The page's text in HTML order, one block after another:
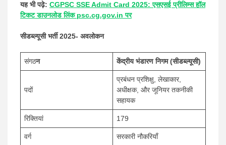
यह भी पढ़े: CGPSC SSE Admit Card 2025: एसएसई प्रीलिम्स हॉल
टिकट डाउनलोड लिंक psc.cg.gov.in पर
सीडब्ल्यूसी भर्ती 2025- अवलोकन
संगठन केंद्रीय भंडारण निगम (सीडब्ल्यूसी)
पदों
प्रबंधन प्रशिक्षु, लेखाकार,
अधीक्षक, और जूनियर तकनीकी
सहायक
रिक्तियां 179
वर्ग सरकारी नौकरियाँ